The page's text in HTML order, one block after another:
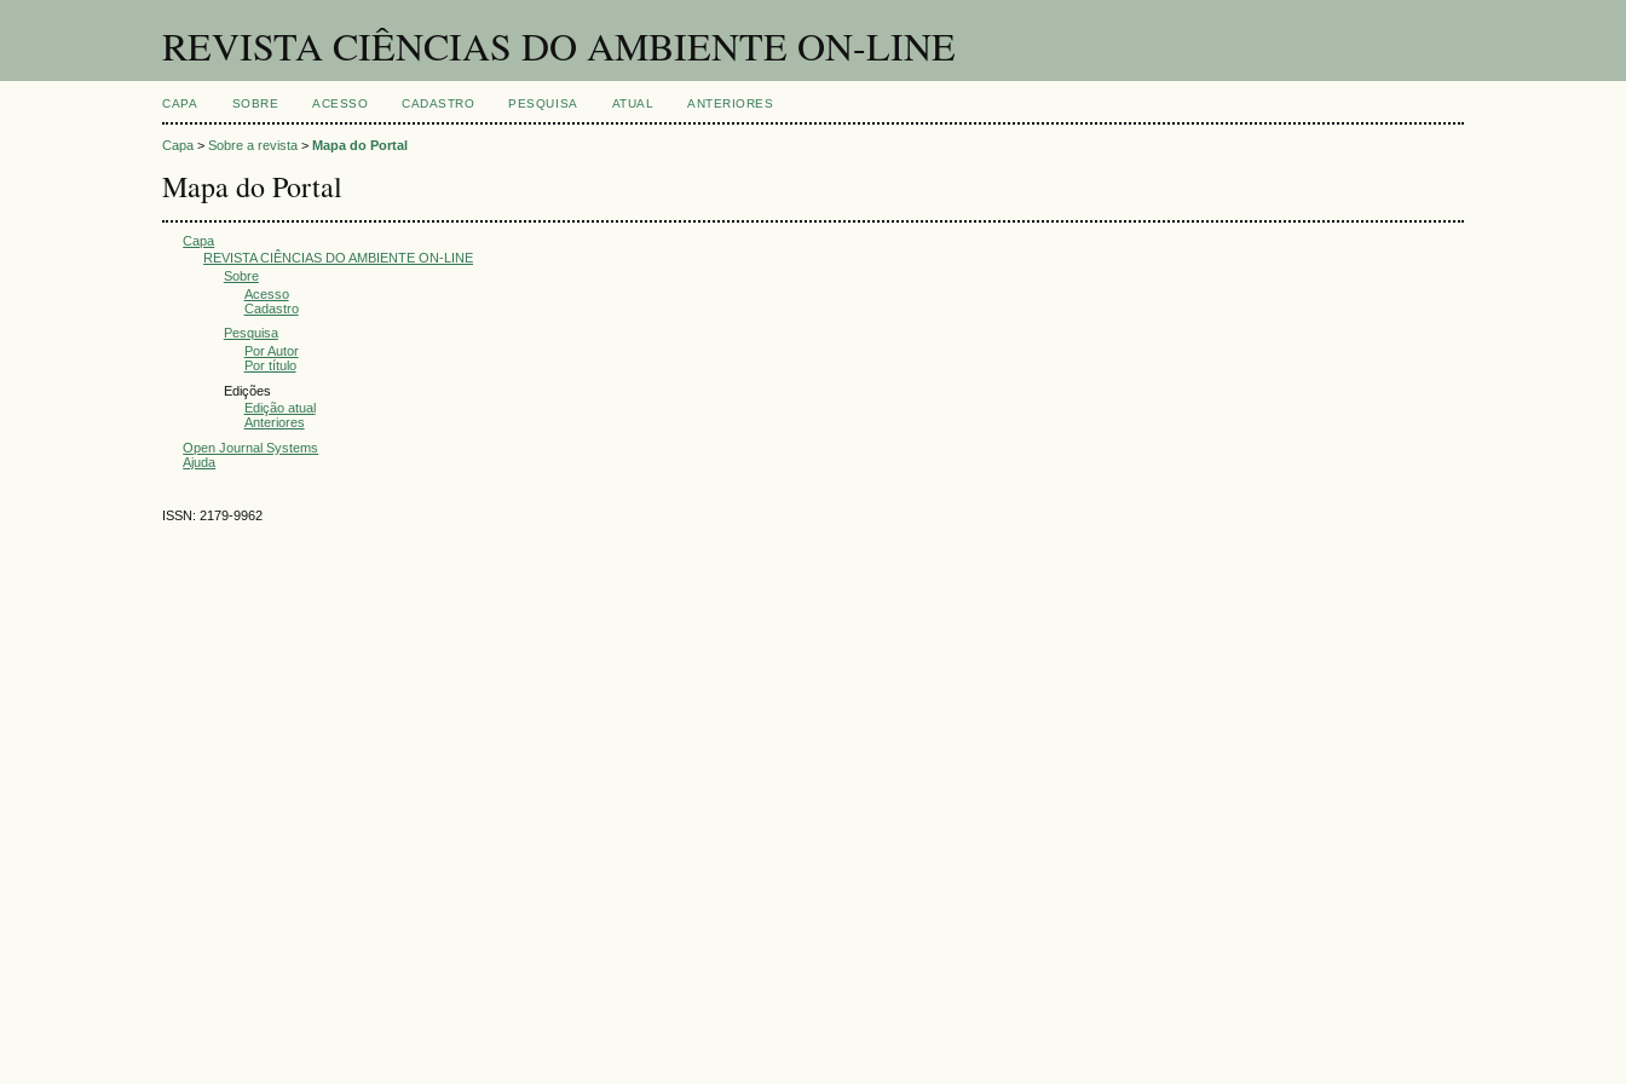
REVISTA CIÊNCIAS DO AMBIENTE ON-LINE
CAPA SOBRE ACESSO CADASTRO PESQUISA ATUAL ANTERIORES
Capa >Sobre a revista >Mapa do Portal
Mapa do Portal
Capa
REVISTA CIÊNCIAS DO AMBIENTE ON-LINE
Sobre
Acesso
Cadastro
Pesquisa
Por Autor
Por título
Edições
Edição atual
Anteriores
Open Journal Systems
Ajuda
ISSN: 2179-9962